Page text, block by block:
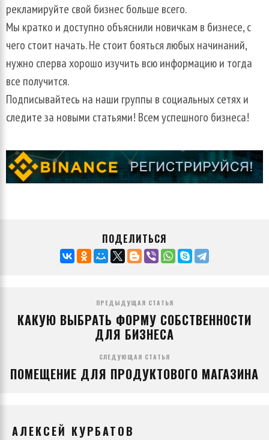
рекламируйте свой бизнесбольше всего.
Мы кратко и доступно объяснили новичкам в бизнесе,с
чего стоит начать.Не стоит боятьсялюбыхначинаний,
нужно спервахорошо изучить всюинформациюи тогда
все получится.
Подписывайтесь на наши группы в социальныхсетяхи
следитеза новыми статьями! Всемуспешного бизнеса!
ПОДЕЛИТЬСЯ
ПРЕДЫДУЩАЯ СТАТЬЯ
КАКУЮ ВЫБРАТЬ ФОРМУ СОБСТВЕННОСТИ
ДЛЯ БИЗНЕСА
СЛЕДУЮЩАЯ СТАТЬЯ
ПОМЕЩЕНИЕ ДЛЯ ПРОДУКТОВОГО МАГАЗИНА
АЛЕКСЕЙ КУРБАТОВ